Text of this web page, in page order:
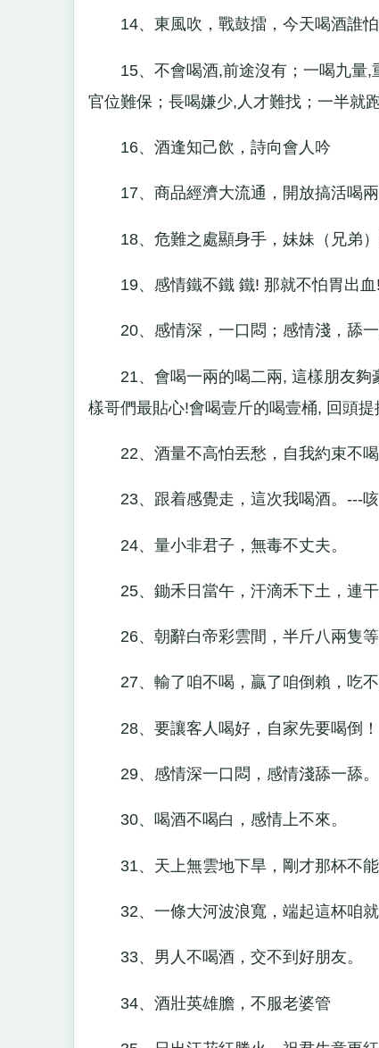
14、東風吹，戰鼓擂，今天喝酒誰怕
15、不會喝酒,前途沒有；一喝九量,
官位難保；長喝嫌少,人才難找；一半就
16、酒逢知己飲，詩向會人吟
17、商品經濟大流通，開放搞活喝兩
18、危難之處顯身手，妹妹（兄弟）
19、感情鐵不鐵 鐵! 那就不怕胃出血!
20、感情深，一口悶；感情淺，舔一
21、會喝一兩的喝二兩, 這樣朋友夠
樣哥們最貼心!會喝壹斤的喝壹桶, 回頭
22、酒量不高怕丟愁，自我約束不喝
23、跟着感覺走，這次我喝酒。---咳
24、量小非君子，無毒不丈夫。
25、鋤禾日當午，汗滴禾下土，連干
26、朝辭白帝彩雲間，半斤八兩隻等
27、輸了咱不喝，贏了咱倒賴，吃不
28、要讓客人喝好，自家先要喝倒！
29、感情深一口悶，感情淺舔一舔。
30、喝酒不喝白，感情上不來。
31、天上無雲地下旱，剛才那杯不
32、一條大河波浪寬，端起這杯咱就
33、男人不喝酒，交不到好朋友。
34、酒壯英雄膽，不服老婆管